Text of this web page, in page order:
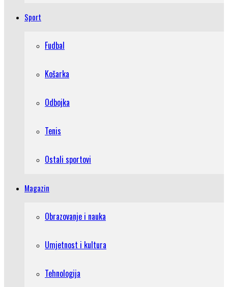
Sport
Fudbal
Košarka
Odbojka
Tenis
Ostali sportovi
Magazin
Obrazovanje i nauka
Umjetnost i kultura
Tehnologija